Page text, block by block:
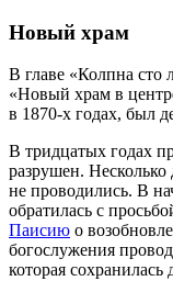
Новый храм
В главе «Колпна сто
«Новый храм в
в 1870-х годах, был
В тридцатых годах
разрушен. Несколько
не проводились. В
обратилась с
Паисию о
богослужения
которая